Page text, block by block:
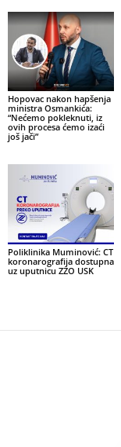
Hopovac nakon hapšenja
ministra Osmankića:
“Nećemo pokleknuti, iz
ovih procesa ćemo izaći
još jači”
Poliklinika Muminović: CT
koronarografija dostupna
uz uputnicu ZZO USK